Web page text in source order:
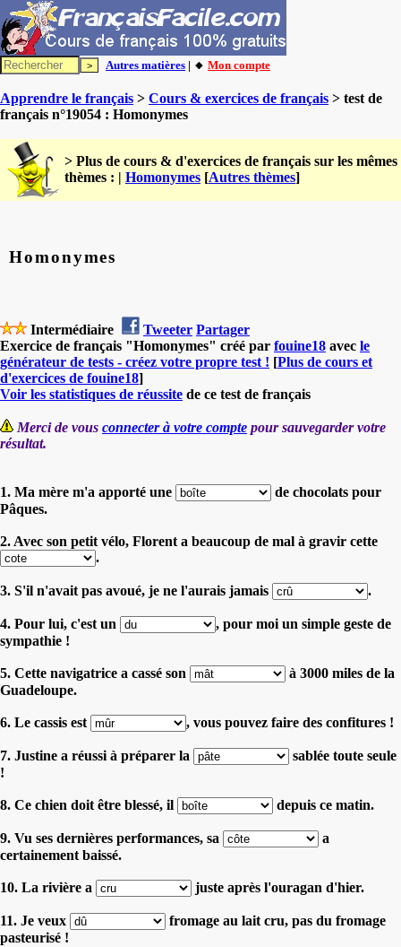
Autres matières | 🔸 Mon compte
Apprendre le français > Cours & exercices de français > test de
français n°19054 : Homonymes
> Plus de cours & d'exercices de français sur les mêmes
thèmes : | Homonymes [Autres thèmes]
Homonymes
Intermédiaire Tweeter Partager
Exercice de français "Homonymes" créé par fouine18 avec le
générateur de tests - créez votre propre test ! [Plus de cours et
d'exercices de fouine18]
Voir les statistiques de réussite de ce test de français
Merci de vous connecter à votre compte pour sauvegarder votre
résultat.
1. Ma mère m'a apporté une
de chocolats pour
Pâques.
2. Avec son petit vélo, Florent a beaucoup de mal à gravir cette
.
3. S'il n'avait pas avoué, je ne l'aurais jamais .
4. Pour lui, c'est un
, pour moi un simple geste de
sympathie !
5. Cette navigatrice a cassé son
à 3000 miles de la
Guadeloupe.
6. Le cassis est , vous pouvez faire des confitures !
7. Justine a réussi à préparer la
sablée toute seule
!
8. Ce chien doit être blessé, il depuis ce matin.
9. Vu ses dernières performances, sa
a
certainement baissé.
10. La rivière a juste après l'ouragan d'hier.
11. Je veux
fromage au lait cru, pas du fromage
pasteurisé !